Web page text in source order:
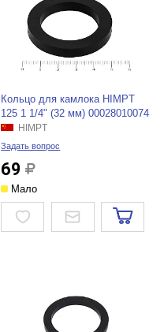
Кольцо для камлока HIMPT
125 1 1/4" (32 мм) 00028010074
HIMPT
Задать вопрос
69
Мало